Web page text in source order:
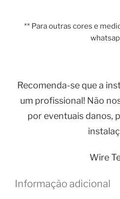
** Para outras cores e
Recomenda-se que a
um profissional! Não
por eventuais danos,
Wire
Informação adicional